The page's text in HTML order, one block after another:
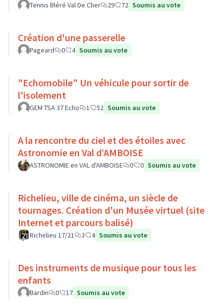
Tennis Bléré Val De Cher 29 72 Soumis au vote
Création d'une passerelle
Pageard 0 4 Soumis au vote
"Echomobile" Un véhicule pour sortir de
l'isolement
GEM TSA 37 Echo 1 52 Soumis au vote
A la rencontre du ciel et des étoiles avec
Astronomie en Val d’AMBOISE
ASTRONOMIE en VAL d'AMBOISE 0 0 Soumis au vote
Richelieu, ville de cinéma, un siècle de
tournages. Création d'un Musée virtuel (site
Internet et parcours balisé)
Richelieu 17/21 3 4 Soumis au vote
Des instruments de musique pour tous les
enfants
Bardin 0 17 Soumis au vote